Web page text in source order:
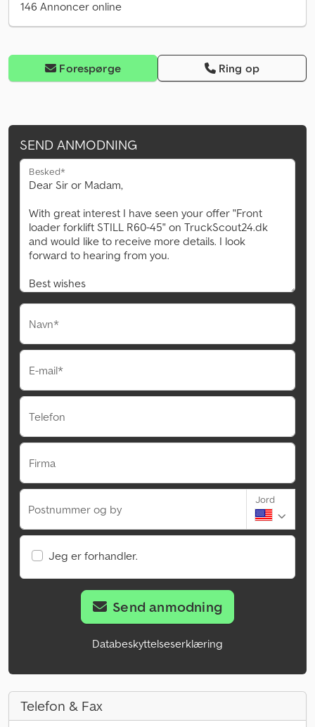
146 Annoncer online
Forespørge Ring op
SEND ANMODNING
Besked*
Navn*
E-mail*
Telefon
Firma
Postnummer og by
Jord
Jeg er forhandler.
Send anmodning
Databeskyttelseserklæring
Telefon & Fax